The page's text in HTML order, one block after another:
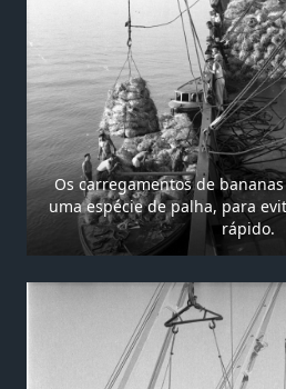
Os carregamentos de
uma espécie de palha, para
rápido.